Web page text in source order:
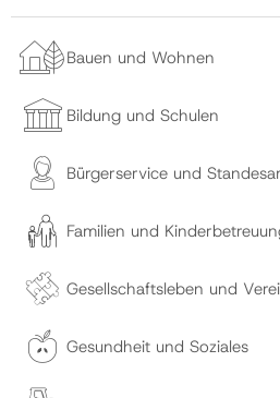
Bauen und Wohnen
Bildung und Schulen
Bürgerservice und
Familien und
Gesellschaftsleben und
Gesundheit und Soziales